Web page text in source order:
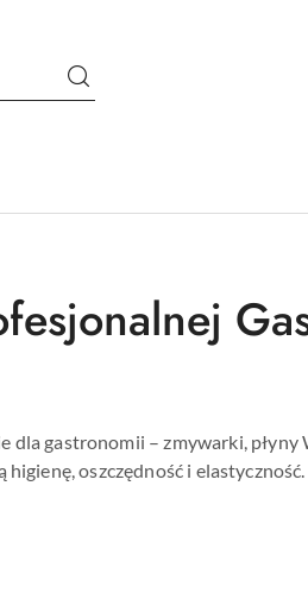
gastronomii – zmywarki, płyny
oszczędność i